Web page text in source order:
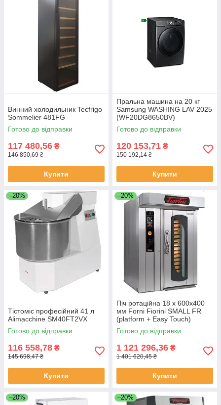
Винний холодильник Tecfrigo
Sommelier 481FG
Готово до відправки
117 480,56 ₴
146 850,69 ₴
Купити
Пральна машина на 20 кг
Samsung WASHING LAV 2025
(WF20DG8650BV)
Готово до відправки
120 153,71 ₴
150 192,14 ₴
Купити
–20%
Тістоміс професійний 41 л
Alimacchine SM40FT2VX
Готово до відправки
116 558,78 ₴
145 698,47 ₴
Купити
–20%
Піч ротаційна 18 х 600х400
мм Forni Fiorini SMALL FR
(platform + Easy Touch)
Готово до відправки
1 121 296,36 ₴
1 401 620,45 ₴
Купити
–20% –20%